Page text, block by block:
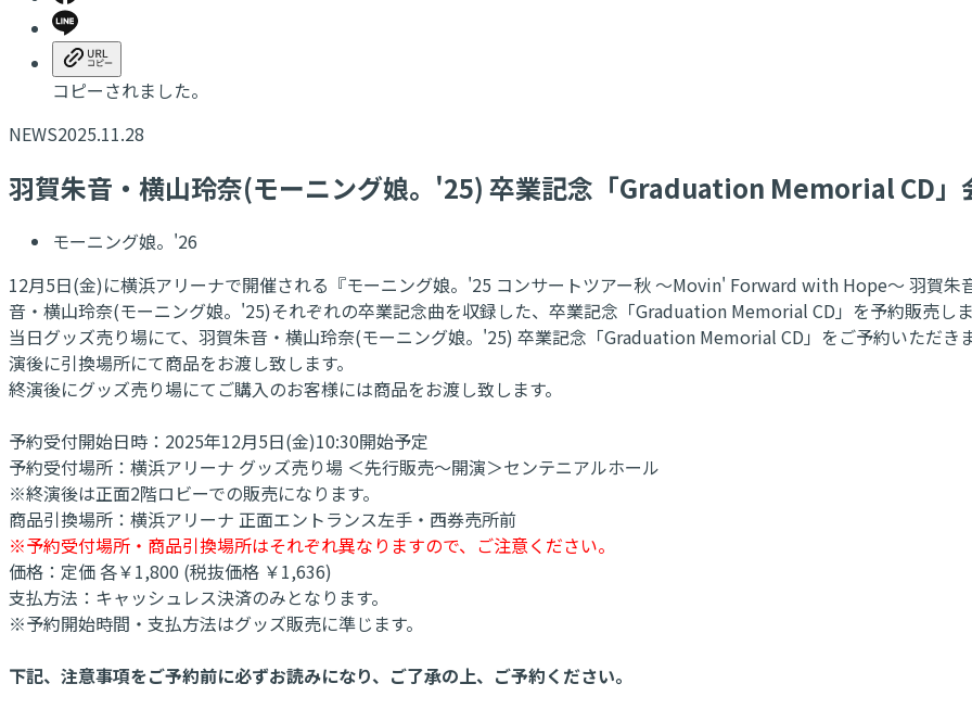
コピーされました。
NEWS2025.11.28
羽賀朱音・横山玲奈(モーニング娘。'25) 卒業記念「Graduation Memorial CD」
モーニング娘。'26
12月5日(金)に横浜アリーナで開催される『モーニング娘。'25 コンサートツアー秋 ～Movin' Forward with Hope～ 羽賀朱
音・横山玲奈(モーニング娘。'25)それぞれの卒業記念曲を収録した、卒業記念「Graduation Memorial CD」を予約販売し
当日グッズ売り場にて、羽賀朱音・横山玲奈(モーニング娘。'25) 卒業記念「Graduation Memorial CD」をご予約いただ
演後に引換場所にて商品をお渡し致します。
終演後にグッズ売り場にてご購入のお客様には商品をお渡し致します。
予約受付開始日時：2025年12月5日(金)10:30開始予定
予約受付場所：横浜アリーナ グッズ売り場 ＜先行販売～開演＞センテニアルホール
※終演後は正面2階ロビーでの販売になります。
商品引換場所：横浜アリーナ 正面エントランス左手・西券売所前
※予約受付場所・商品引換場所はそれぞれ異なりますので、ご注意ください。
価格：定価 各￥1,800 (税抜価格 ￥1,636)
支払方法：キャッシュレス決済のみとなります。
※予約開始時間・支払方法はグッズ販売に準じます。
下記、注意事項をご予約前に必ずお読みになり、ご了承の上、ご予約ください。